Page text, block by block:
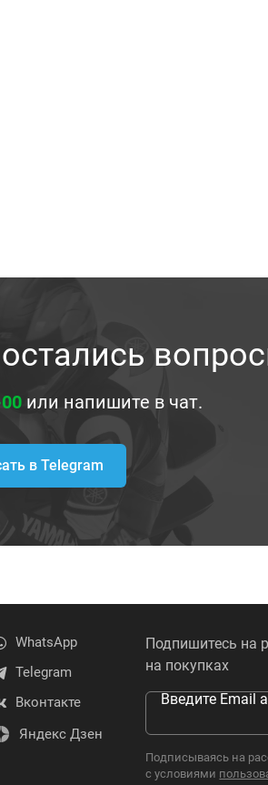
или напишите в чат.
в Telegram
WhatsApp
Telegram
Вконтакте
Яндекс Дзен
Подпишитесь на
на покупках
Введите Email
Подписываясь на
с условиями